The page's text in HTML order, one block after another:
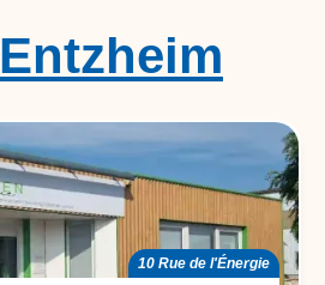
Entzheim
10 Rue de l'Énergie